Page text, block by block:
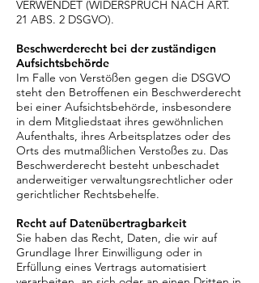
VERWENDET (WIDERSPRUCH NACH ART.
21 ABS. 2 DSGVO).
Beschwerderecht bei der zuständigen
Aufsichtsbehörde
Im Falle von Verstößen gegen die DSGVO
steht den Betroffenen ein Beschwerderecht
bei einer Aufsichtsbehörde, insbesondere
in dem Mitgliedstaat ihres gewöhnlichen
Aufenthalts, ihres Arbeitsplatzes oder des
Orts des mutmaßlichen Verstoßes zu. Das
Beschwerderecht besteht unbeschadet
anderweitiger verwaltungsrechtlicher oder
gerichtlicher Rechtsbehelfe.
Recht auf Datenübertragbarkeit
Sie haben das Recht, Daten, die wir auf
Grundlage Ihrer Einwilligung oder in
Erfüllung eines Vertrags automatisiert